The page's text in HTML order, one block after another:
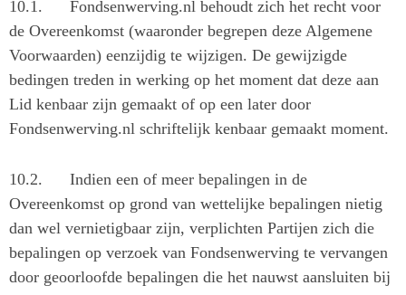
10.1. Fondsenwerving.nl behoudt zich het recht voor
de Overeenkomst (waaronder begrepen deze Algemene
Voorwaarden) eenzijdig te wijzigen. De gewijzigde
bedingen treden in werking op het moment dat deze aan
Lid kenbaar zijn gemaakt of op een later door
Fondsenwerving.nl schriftelijk kenbaar gemaakt moment.
10.2. Indien een of meer bepalingen in de
Overeenkomst op grond van wettelijke bepalingen nietig
dan wel vernietigbaar zijn, verplichten Partijen zich die
bepalingen op verzoek van Fondsenwerving te vervangen
door geoorloofde bepalingen die het nauwst aansluiten bij